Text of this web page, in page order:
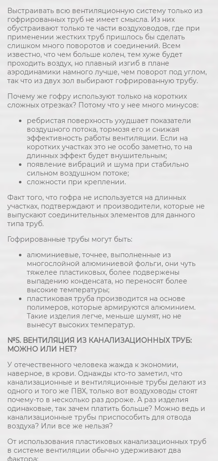
Выстраивать всю вентиляционную систему только из
гофрированных труб не имеет смысла. Из них
обустраивают только те части воздуховодов, где при
применении жестких труб пришлось бы сделать
слишком много поворотов и соединений. Всем
известно, что чем больше колен, тем хуже будет
проходить воздух, но плавный изгиб в плане
аэродинамики намного лучше, чем поворот под углом,
так что из двух зол выбирают гофрированную трубу.
Почему же гофру используют только на коротких
сложных отрезках? Потому что у нее много минусов:
ребристая поверхность ухудшает показатели
воздушного потока, тормозя его и снижая
эффективность работы вентиляции. Если на
коротких участках это не особо заметно, то на
длинных эффект будет внушительным;
появление вибраций и шума при стабильно
сильном воздушном потоке;
сложности при креплении.
Факт того, что гофра не используется на длинных
участках, подтверждают и производители, которые не
выпускают соединительных элементов для данного
типа труб.
Гофрированные трубы могут быть:
алюминиевые, точнее, выполненные из
многослойной алюминиевой фольги, они чуть
тяжелее пластиковых, более подвержены
выпадению конденсата, но переносят более
высокие температуры;
пластиковая труба производится на основе
полимеров, которые армируются алюминием.
Такие изделия легче, меньше шумят, но не
вынесут высоких температур.
№5. ВЕНТИЛЯЦИЯ ИЗ КАНАЛИЗАЦИОННЫХ ТРУБ:
МОЖНО ИЛИ НЕТ?
У отечественного человека жажда к экономии,
наверное, в крови. Однажды кто-то заметил, что
канализационные и вентиляционные трубы делают из
одного и того же ПВХ, только вот воздуховоды стоят
почему-то в несколько раз дороже. А раз изделия
одинаковые, так зачем платить больше? Можно ведь и
канализационные трубы приспособить для отвода
воздуха? Или все же нельзя?
От использования пластиковых канализационных труб
в системе вентиляции обычно удерживают два
фактора: